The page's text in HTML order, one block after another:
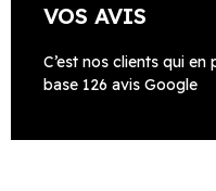
VOS AVIS
C’est nos clients qui
base 126 avis Google